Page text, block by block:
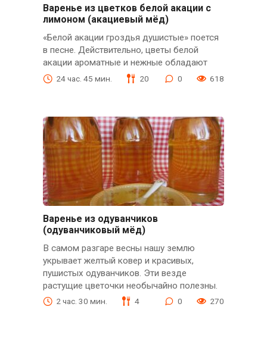
Варенье из цветков белой акации с
лимоном (акациевый мёд)
«Белой акации гроздья душистые» поется
в песне. Действительно, цветы белой
акации ароматные и нежные обладают
24 час. 45 мин. 20 0 618
Варенье из одуванчиков
(одуванчиковый мёд)
В самом разгаре весны нашу землю
укрывает желтый ковер и красивых,
пушистых одуванчиков. Эти везде
растущие цветочки необычайно полезны.
2 час. 30 мин. 4 0 270